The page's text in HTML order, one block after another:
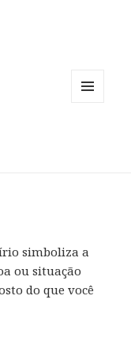
simboliza a
ou situação
do que você